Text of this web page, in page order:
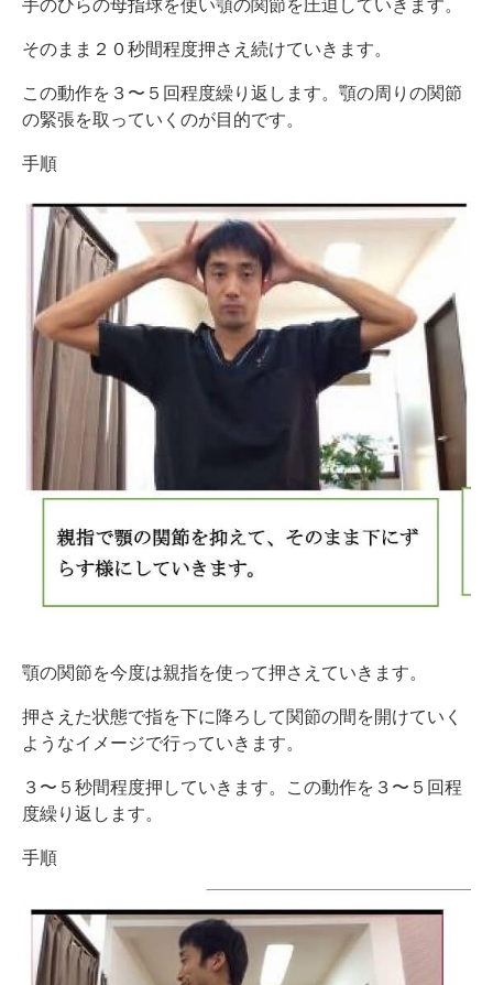
手のひらの母指球を使い顎の関節を圧迫していきます。
そのまま２０秒間程度押さえ続けていきます。
この動作を３〜５回程度繰り返します。顎の周りの関節
の緊張を取っていくのが目的です。
手順
顎の関節を今度は親指を使って押さえていきます。
押さえた状態で指を下に降ろして関節の間を開けていく
ようなイメージで行っていきます。
３〜５秒間程度押していきます。この動作を３〜５回程
度繰り返します。
手順